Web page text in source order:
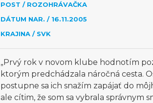
POST / ROZOHRÁVAČKA
DÁTUM NAR. / 16.11.2005
KRAJINA / SVK
„Prvý rok v novom klube hodnotím
ktorým predchádzala náročná cesta.
postupne sa ich snažím zapájať do
ale cítim, že som sa vybrala správnym